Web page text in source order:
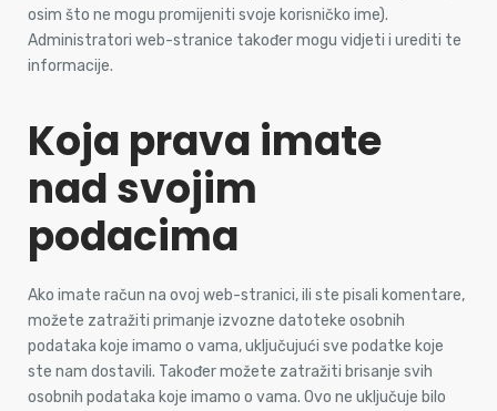
osim što ne mogu promijeniti svoje korisničko ime).
Administratori web-stranice također mogu vidjeti i urediti te
informacije.
Koja prava imate
nad svojim
podacima
Ako imate račun na ovoj web-stranici, ili ste pisali komentare,
možete zatražiti primanje izvozne datoteke osobnih
podataka koje imamo o vama, uključujući sve podatke koje
ste nam dostavili. Također možete zatražiti brisanje svih
osobnih podataka koje imamo o vama. Ovo ne uključuje bilo